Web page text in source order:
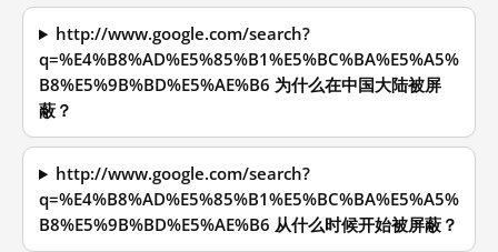
http://www.google.com/search?
q=%E4%B8%AD%E5%85%B1%E5%BC%BA%E5%A5%
B8%E5%9B%BD%E5%AE%B6 为什么在中国大陆被屏
蔽？
http://www.google.com/search?
q=%E4%B8%AD%E5%85%B1%E5%BC%BA%E5%A5%
B8%E5%9B%BD%E5%AE%B6 从什么时候开始被屏蔽？